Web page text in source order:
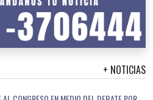
+ NOTICIAS